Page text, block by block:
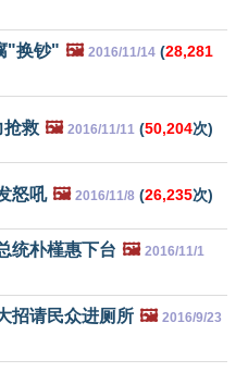
"换钞" 🖼️ 2016/11/14 (28,281
抢救 🖼️ 2016/11/11 (50,204次)
怒吼 🖼️ 2016/11/8 (26,235次)
统朴槿惠下台 🖼️ 2016/11/1
招请民众进厕所 🖼️ 2016/9/23